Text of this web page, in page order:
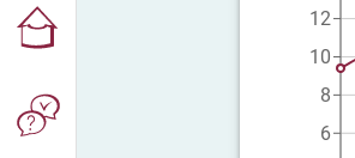
6
8
10
12